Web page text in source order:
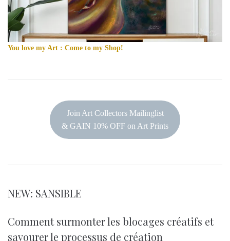
You love my Art : Come to my Shop!
Join Art Collectors Mailinglist
& GAIN 10% OFF on Art Prints
NEW: SANSIBLE
Comment surmonter les blocages créatifs et
savourer le processus de création